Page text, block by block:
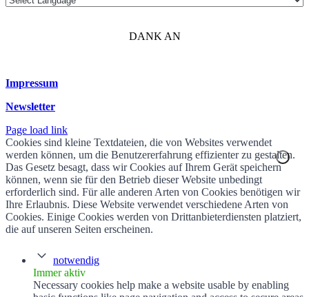
DANK AN
Impressum
Newsletter
Page load link
Cookies sind kleine Textdateien, die von Websites verwendet
werden können, um die Benutzererfahrung effizienter zu gestalten.
Das Gesetz besagt, dass wir Cookies auf Ihrem Gerät speichern
können, wenn sie für den Betrieb dieser Website unbedingt
erforderlich sind. Für alle anderen Arten von Cookies benötigen wir
Ihre Erlaubnis. Diese Website verwendet verschiedene Arten von
Cookies. Einige Cookies werden von Drittanbieterdiensten platziert,
die auf unseren Seiten erscheinen.
notwendig
Immer aktiv
Necessary cookies help make a website usable by enabling